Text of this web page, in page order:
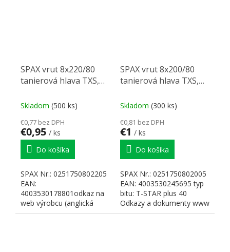
SPAX vrut 8x220/80
tanierová hlava TXS,
Skladom (500 ks)
€0,77 bez DPH
€0,95 / ks
Do košíka
SPAX Nr.: 0251750802205
EAN:
4003530178801odkaz na
web výrobcu (anglická
verzia): www SPAXtyp bitu:
SPAX vrut 8x200/80
tanierová hlava TXS,
Skladom (300 ks)
€0,81 bez DPH
€1 / ks
Do košíka
SPAX Nr.: 0251750802005
EAN: 4003530245695 typ
bitu: T-STAR plus 40
Odkazy a dokumenty www
SPAX